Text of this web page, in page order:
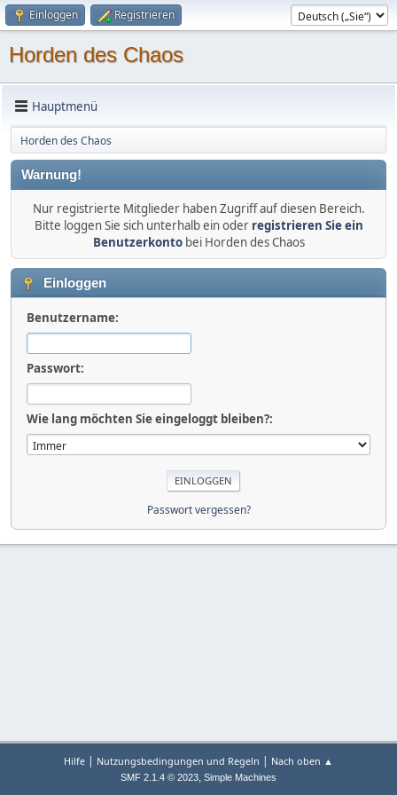
Einloggen Registrieren
Horden des Chaos
Hauptmenü
Horden des Chaos
Warnung!
Nur registrierte Mitglieder haben Zugriff auf diesen Bereich.
Bitte loggen Sie sich unterhalb ein oder registrieren Sie ein
Benutzerkontobei Horden des Chaos
Einloggen
Benutzername:
Passwort:
Wie lang möchten Sie eingeloggt bleiben?:
Passwort vergessen?
Hilfe | Nutzungsbedingungen und Regeln | Nach oben ▲
SMF 2.1.4 © 2023, Simple Machines